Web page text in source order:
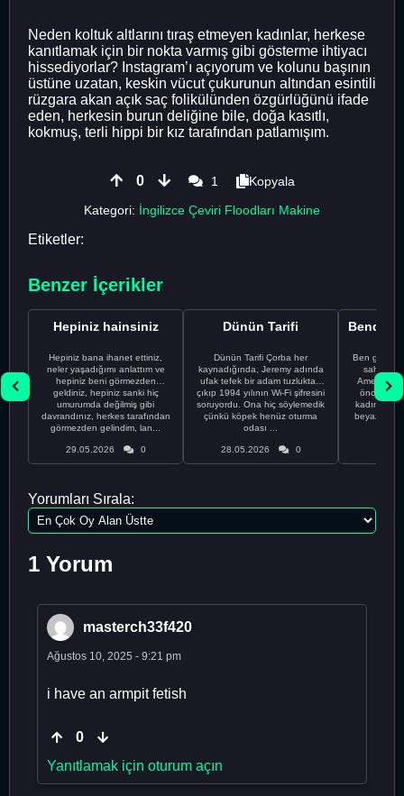
Neden koltuk altlarını tıraş etmeyen kadınlar, herkese
kanıtlamak için bir nokta varmış gibi gösterme ihtiyacı
hissediyorlar? Instagram’ı açıyorum ve kolunu başının
üstüne uzatan, keskin vücut çukurunun altından esintili
rüzgara akan açık saç folikülünden özgürlüğünü ifade
eden, herkesin burun deliğine bile, doğa kasıtlı,
kokmuş, terli hippi bir kız tarafından patlamışım.
0 1
Kopyala
Kategori: İngilizce Çeviri Floodları Makine
Etiketler:
Benzer İçerikler
Hepiniz hainsiniz
Hepiniz bana ihanet ettiniz,
neler yaşadığımı anlattım ve
hepiniz beni görmezden
geldiniz, hepiniz sanki hiç
umurumda değilmiş gibi
davrandınız, herkes tarafından
görmezden gelindim, lan...
29.05.2026 0
Dünün Tarifi
Dünün Tarifi Çorba her
kaynadığında, Jeremy adında
ufak tefek bir adam tuzluktan
çıkıp 1994 yılının Wi-Fi şifresini
soruyordu. Ona hiç söylemedik
çünkü köpek henüz oturma
odası ...
28.05.2026 0
Ben gururlu
sahip
önce
kadınla
beyaz
Yorumları Sırala:
1 Yorum
masterch33f420
Ağustos 10, 2025 - 9:21 pm
i have an armpit fetish
0
Yanıtlamak için oturum açın